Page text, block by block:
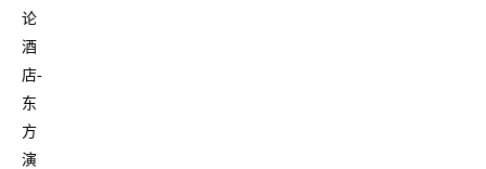
论
酒
店-
东
方
演